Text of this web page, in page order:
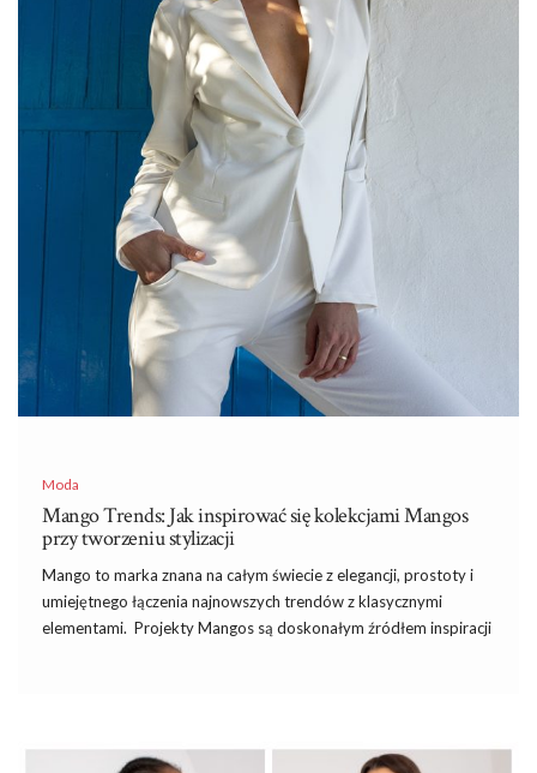
elementach stylizacji, takich jak sukienka, spodnie …
Moda
Mango Trends: Jak inspirować się kolekcjami Mangos
przy tworzeniu stylizacji
Mango to marka znana na całym świecie z elegancji, prostotyi
umiejętnego łączenia najnowszych trendów z klasycznymi
elementami. Projekty Mangos są doskonałym źródłem inspiracji
Podpowiadamy, jak stworzyć
inspirowane projektami